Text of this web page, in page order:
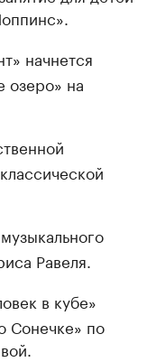
начнется
озеро» на
Равеля.
в кубе»
Сонечке» по